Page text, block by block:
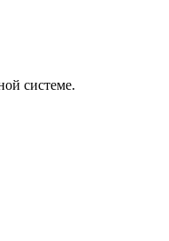
системе.